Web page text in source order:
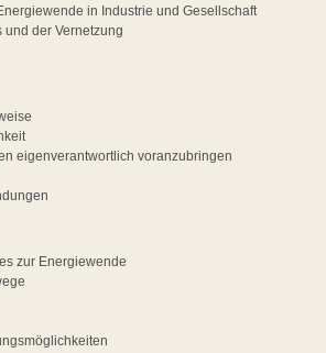
in Industrie und Gesellschaft
und der Vernetzung
eigenverantwortlich voranzubringen
zur Energiewende